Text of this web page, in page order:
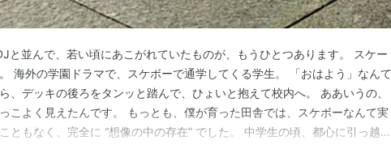
と並んで、若い頃にあこがれていたものが、もうひとつあります。 スケー
海外の学園ドラマで、スケボーで通学してくる学生。 「おはよう」なんて
、デッキの後ろをタンッと踏んで、ひょいと抱えて校内へ。 ああいうの、
こよく見えたんです。 もっとも、僕が育った田舎では、スケボーなんて実
ともなく、完全に “想像の中の存在” でした。 中学生の頃、都心に引っ越し